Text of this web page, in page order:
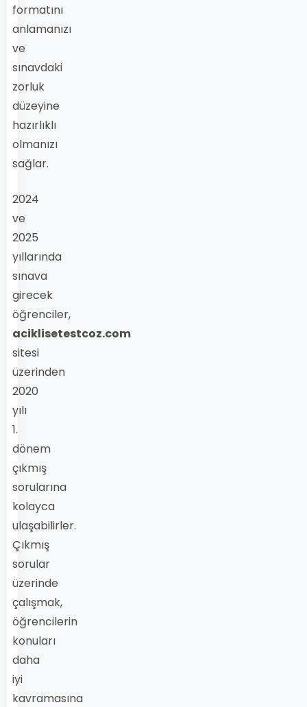
formatını
anlamanızı
ve
sınavdaki
zorluk
düzeyine
hazırlıklı
olmanızı
sağlar.
2024
ve
2025
yıllarında
sınava
girecek
öğrenciler,
aciklisetestcoz.com
sitesi
üzerinden
2020
yılı
1.
dönem
çıkmış
sorularına
kolayca
ulaşabilirler.
Çıkmış
sorular
üzerinde
çalışmak,
öğrencilerin
konuları
daha
iyi
kavramasına